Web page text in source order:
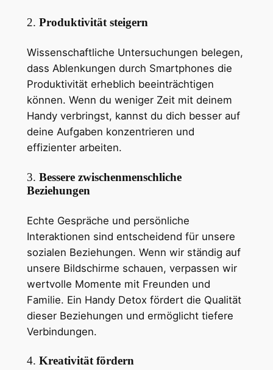
2. Produktivität steigern
Wissenschaftliche Untersuchungen belegen,
dass Ablenkungen durch Smartphones die
Produktivität erheblich beeinträchtigen
können. Wenn du weniger Zeit mit deinem
Handy verbringst, kannst du dich besser auf
deine Aufgaben konzentrieren und
effizienter arbeiten.
3. Bessere zwischenmenschliche
Beziehungen
Echte Gespräche und persönliche
Interaktionen sind entscheidend für unsere
sozialen Beziehungen. Wenn wir ständig auf
unsere Bildschirme schauen, verpassen wir
wertvolle Momente mit Freunden und
Familie. Ein Handy Detox fördert die Qualität
dieser Beziehungen und ermöglicht tiefere
Verbindungen.
4. Kreativität fördern